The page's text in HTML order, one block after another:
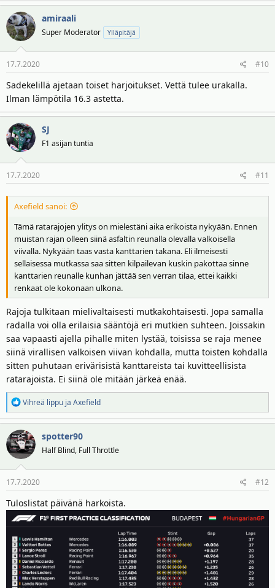
amiraali
Super Moderator Ylläpitäjä
17.7.2020 #10
Sadekelillä ajetaan toiset harjoitukset. Vettä tulee urakalla.
Ilman lämpötila 16.3 astetta.
SJ
F1 asijan tuntia
17.7.2020 #11
Axefield sanoi:
Tämä ratarajojen ylitys on mielestäni aika erikoista nykyään. Ennen
muistan rajan olleen siinä asfaltin reunalla olevalla valkoisella
viivalla. Nykyään taas vasta kanttarien takana. Eli ilmeisesti
sellaisessa mutkassa saa sitten kilpailevan kuskin pakottaa sinne
kanttarien reunalle kunhan jättää sen verran tilaa, ettei kaikki
renkaat ole kokonaan ulkona.
Rajoja tulkitaan mielivaltaisesti mutkakohtaisesti. Jopa samalla
radalla voi olla erilaisia sääntöjä eri mutkien suhteen. Joissakin
saa vapaasti ajella pihalle miten lystää, toisissa se raja menee
siinä virallisen valkoisen viivan kohdalla, mutta toisten kohdalla
sitten puhutaan erivärisistä kanttareista tai kuvitteellisista
ratarajoista. Ei siinä ole mitään järkeä enää.
R
e
a
k
t
i
o
t
Vihreä lippu ja Axefield
spotter90
Half Blind, Full Throttle
17.7.2020 #12
Tuloslistat päivänä harkoista.